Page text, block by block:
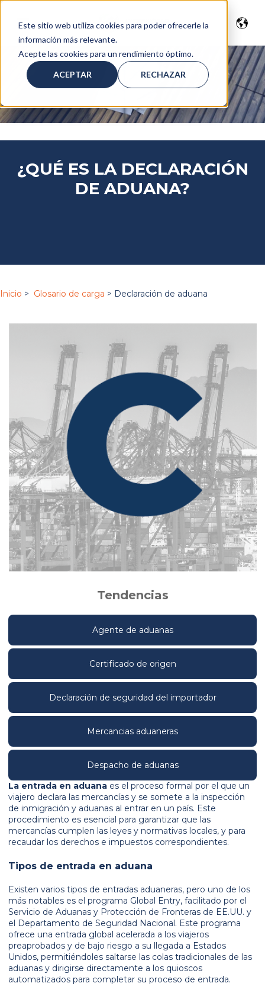
Este sitio web utiliza cookies para poder ofrecerle la
información más relevante.
Acepte las cookies para un rendimiento óptimo.
ACEPTAR RECHAZAR
¿QUÉ ES LA DECLARACIÓN
DE ADUANA?
Inicio > Glosario de carga > Declaración de aduana
Tendencias
Agente de aduanas
Certificado de origen
Declaración de seguridad del importador
Mercancias aduaneras
Despacho de aduanas
La entrada en aduana es el proceso formal por el que un
viajero declara las mercancías y se somete a la inspección
de inmigración y aduanas al entrar en un país. Este
procedimiento es esencial para garantizar que las
mercancías cumplen las leyes y normativas locales, y para
recaudar los derechos e impuestos correspondientes.
Tipos de entrada en aduana
Existen varios tipos de entradas aduaneras, pero uno de los
más notables es el programa Global Entry, facilitado por el
Servicio de Aduanas y Protección de Fronteras de EE.UU. y
el Departamento de Seguridad Nacional. Este programa
ofrece una entrada global acelerada a los viajeros
preaprobados y de bajo riesgo a su llegada a Estados
Unidos, permitiéndoles saltarse las colas tradicionales de las
aduanas y dirigirse directamente a los quioscos
automatizados para completar su proceso de entrada.